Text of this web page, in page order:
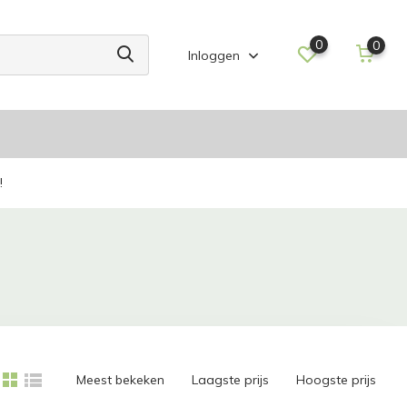
Inloggen
0 0
Meest bekeken Laagste prijs Hoogste prijs